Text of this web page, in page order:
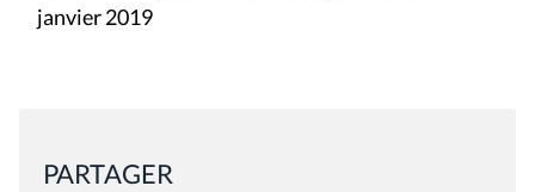
janvier 2019
PARTAGER